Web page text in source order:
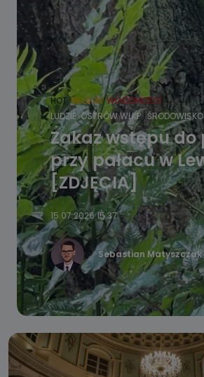
HOT REGION WIADOMOŚCI
LUDZIE OSTRÓW WLKP. ŚRODOWISKO
Zakaz wstępu do
przy pałacu w
[ZDJĘCIA]
15.07.2026 15:37
Sebastian Matyszczak